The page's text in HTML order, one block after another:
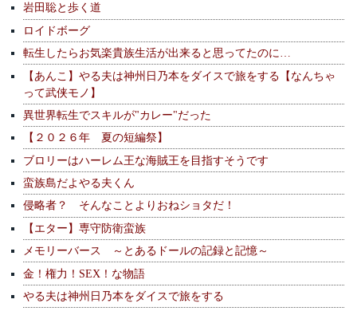
岩田聡と歩く道
ロイドボーグ
転生したらお気楽貴族生活が出来ると思ってたのに…
【あんこ】やる夫は神州日乃本をダイスで旅をする【なんちゃ
って武侠モノ】
異世界転生でスキルが"カレー"だった
【２０２６年 夏の短編祭】
ブロリーはハーレム王な海賊王を目指すそうです
蛮族島だよやる夫くん
侵略者？ そんなことよりおねショタだ！
【エター】専守防衛蛮族
メモリーバース ～とあるドールの記録と記憶～
金！権力！SEX！な物語
やる夫は神州日乃本をダイスで旅をする